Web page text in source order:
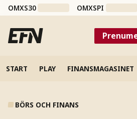
OMXS30 OMXSPI
START PLAY FINANSMAGASINET
BÖRS OCH FINANS